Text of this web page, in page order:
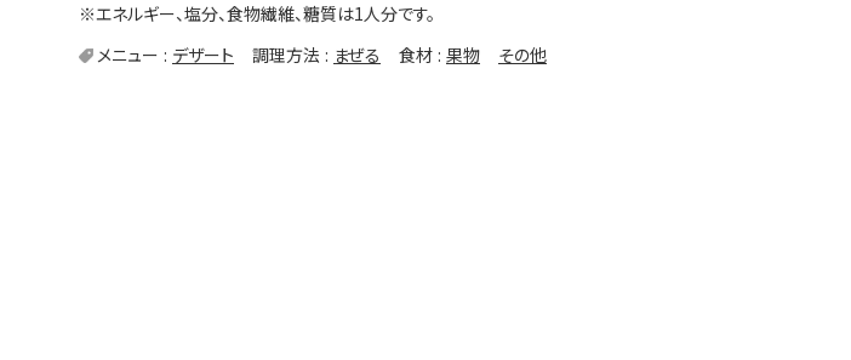
※エネルギー、塩分、食物繊維、糖質は1人分です。
メニュー
デザート 調理方法 まぜる 食材 果物 その他